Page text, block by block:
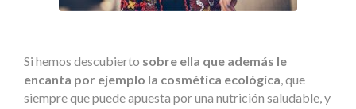
Si hemos descubierto sobre ella que además le
encanta por ejemplo la cosmética ecológica, que
siempre que puede apuesta por una nutrición saludable, y